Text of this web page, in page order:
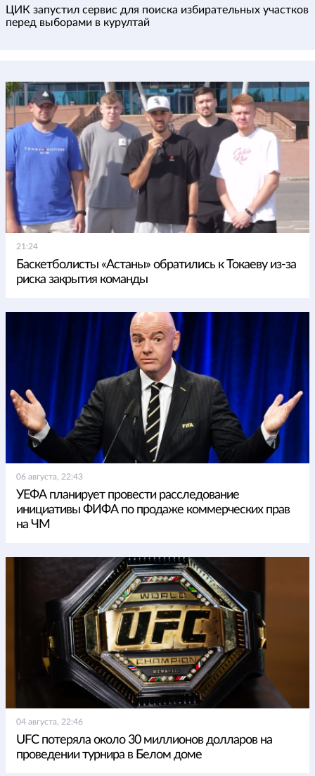
ЦИК запустил сервис для поиска избирательных участков
перед выборами в курултай
21:24
Баскетболисты «Астаны» обратились к Токаеву из-за
риска закрытия команды
06 августа, 22:43
УЕФА планирует провести расследование
инициативы ФИФА по продаже коммерческих прав
на ЧМ
04 августа, 22:46
UFC потеряла около 30 миллионов долларов на
проведении турнира в Белом доме